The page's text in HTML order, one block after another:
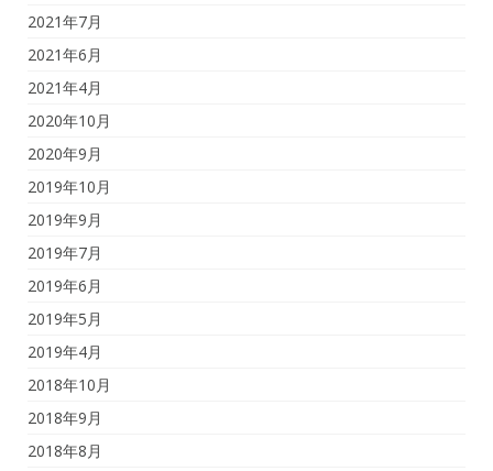
2021年7月
2021年6月
2021年4月
2020年10月
2020年9月
2019年10月
2019年9月
2019年7月
2019年6月
2019年5月
2019年4月
2018年10月
2018年9月
2018年8月